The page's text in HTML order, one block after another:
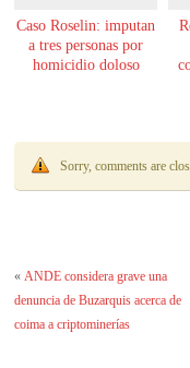
Caso Roselin: imputan
a tres personas por
homicidio doloso
Sorry, comments are
«ANDE considera grave una
denuncia de Buzarquis acerca de
coima a criptominerías